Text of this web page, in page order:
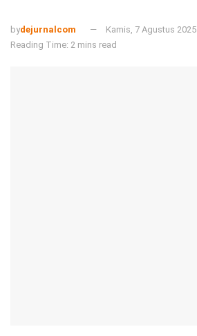
bydejurnalcom
Kamis, 7 Agustus 2025
Reading Time: 2 mins read